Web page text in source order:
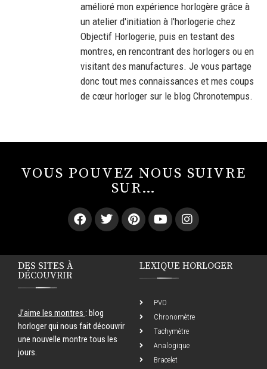
amélioré mon expérience horlogère grâce à
un atelier d'initiation à l'horlogerie chez
Objectif Horlogerie, puis en testant des
montres, en rencontrant des horlogers ou en
visitant des manufactures. Je vous partage
donc tout mes connaissances et mes coups
de cœur horloger sur le blog Chronotempus.
VOUS POUVEZ NOUS SUIVRE
SUR…
DES SITES À
DÉCOUVRIR
J’aime les montres : blog
horloger qui nous fait découvrir
une nouvelle montre tous les
jours.
LEXIQUE HORLOGER
PVD
Chronomètre
Tachymètre
Analogique
Bracelet